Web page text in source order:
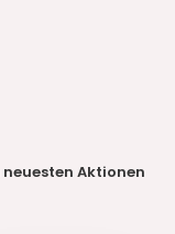
neuesten Aktionen